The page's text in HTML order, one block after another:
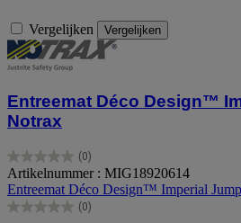
Vergelijken Vergelijken
Entreemat Déco Design™
Notrax
(0)
0.0
van
de
5
Artikelnummer : MIG18920614
Entreemat Déco Design™ Imperial
(0)
0.0